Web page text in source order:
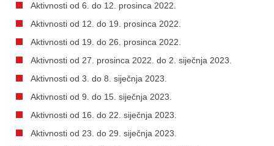
Aktivnosti od 6. do 12. prosinca 2022.
Aktivnosti od 12. do 19. prosinca 2022.
Aktivnosti od 19. do 26. prosinca 2022.
Aktivnosti od 27. prosinca 2022. do 2. siječnja 2023.
Aktivnosti od 3. do 8. siječnja 2023.
Aktivnosti od 9. do 15. siječnja 2023.
Aktivnosti od 16. do 22. siječnja 2023.
Aktivnosti od 23. do 29. siječnja 2023.